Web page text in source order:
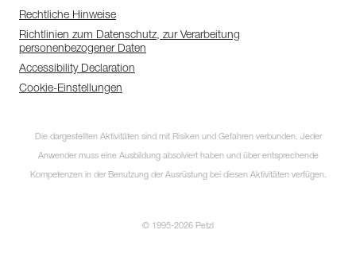
Rechtliche Hinweise
Richtlinien zum Datenschutz, zur Verarbeitung
personenbezogener Daten
Accessibility Declaration
Cookie-Einstellungen
Die dargestellten Aktivitäten sind mit Risiken und Gefahren verbunden. Jeder
Anwender muss eine Ausbildung absolviert haben und über entsprechende
Kompetenzen in der Benutzung der Ausrüstung bei diesen Aktivitäten verfügen.
© 1995-2026 Petzl